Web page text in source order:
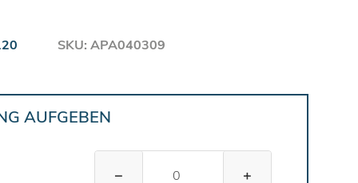
SKU: APA040309
AUFGEBEN
− +